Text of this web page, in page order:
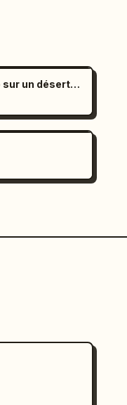
Image cinématographique de mode sur un désert de sel à l'ambiance mélancolique